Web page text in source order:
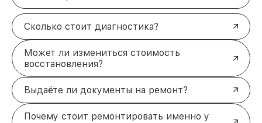
Сколько стоит диагностика?
Может ли измениться стоимость
восстановления?
Выдаёте ли документы на ремонт?
Почему стоит ремонтировать именно у